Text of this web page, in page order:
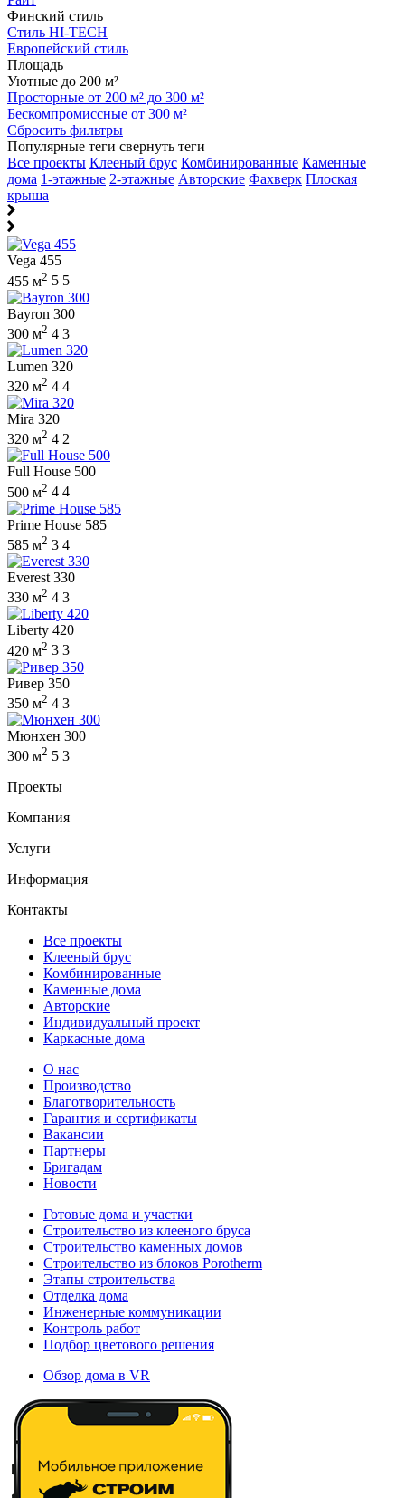
Финский стиль
Стиль HI-TECH
Европейский стиль
Площадь
Уютные до 200 м²
Просторные от 200 м² до 300 м²
Бескомпромиссные от 300 м²
Сбросить фильтры
Популярные теги свернуть теги
Все проекты Клееный брус Комбинированные Каменные
дома 1-этажные 2-этажные Авторские Фахверк Плоская
крыша
Vega 455
455 м2 5 5
Bayron 300
300 м2 4 3
Lumen 320
320 м2 4 4
Mira 320
320 м2 4 2
Full House 500
500 м2 4 4
Prime House 585
585 м2 3 4
Everest 330
330 м2 4 3
Liberty 420
420 м2 3 3
Ривер 350
350 м2 4 3
Мюнхен 300
300 м2 5 3
Проекты
Компания
Услуги
Информация
Контакты
Все проекты
Клееный брус
Комбинированные
Каменные дома
Авторские
Индивидуальный проект
Каркасные дома
О нас
Производство
Благотворительность
Гарантия и сертификаты
Вакансии
Партнеры
Бригадам
Новости
Готовые дома и участки
Строительство из клееного бруса
Строительство каменных домов
Строительство из блоков Porotherm
Этапы строительства
Отделка дома
Инженерные коммуникации
Контроль работ
Подбор цветового решения
Обзор дома в VR